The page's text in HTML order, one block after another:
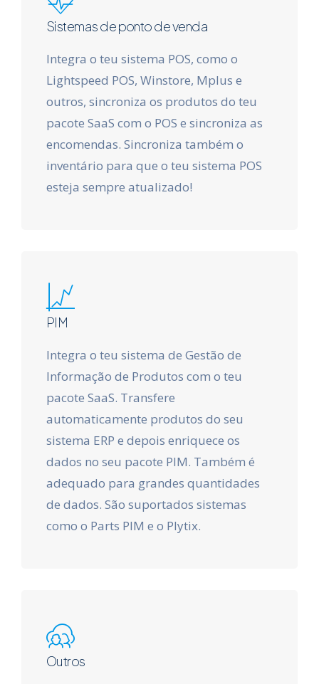
Sistemas de ponto de venda
Integra o teu sistema POS, como o
Lightspeed POS, Winstore, Mplus e
outros, sincroniza os produtos do teu
pacote SaaS com o POS e sincroniza as
encomendas. Sincroniza também o
inventário para que o teu sistema POS
esteja sempre atualizado!
PIM
Integra o teu sistema de Gestão de
Informação de Produtos com o teu
pacote SaaS. Transfere
automaticamente produtos do seu
sistema ERP e depois enriquece os
dados no seu pacote PIM. Também é
adequado para grandes quantidades
de dados. São suportados sistemas
como o Parts PIM e o Plytix.
Outros